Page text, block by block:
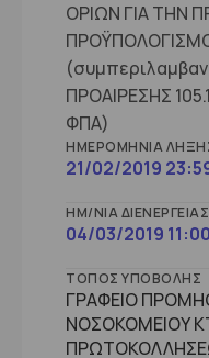
ΟΡΙΩΝ ΓΙΑ ΤΗΝ
ΠΡΟΑΙΡΕΣΗΣ
ΦΠΑ)
ΗΜΕΡΟΜΗΝΊΑ
21/02/2019
ΗΜ/ΝΊΑ ΔΙΕΝΈΡΓΕΙΑΣ
04/03/2019 11:00
ΤΌΠΟΣ ΥΠΟΒΟΛΉΣ
ΓΡΑΦΕΙΟ
ΝΟΣΟΚΟΜΕΙΟΥ